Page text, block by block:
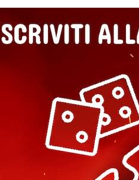
SCUOLA E
lampada proietta fiabe SOUS MON
SET DI 3
torcia per
Marca
Riferimento
In magazzino